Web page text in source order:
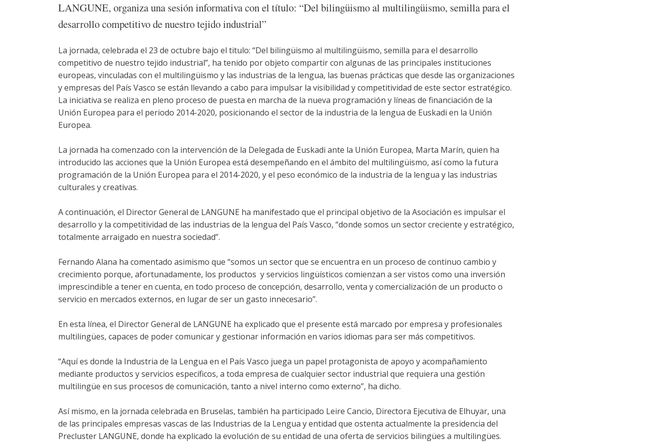
LANGUNE, organiza una sesión informativa con el título: “Del bilingüismo al multilingüismo, semilla para el
desarrollo competitivo de nuestro tejido industrial”
La jornada, celebrada el 23 de octubre bajo el titulo: “Del bilingüismo al multilingüismo, semilla para el desarrollo
competitivo de nuestro tejido industrial”, ha tenido por objeto compartir con algunas de las principales instituciones
europeas, vinculadas con el multilingüismo y las industrias de la lengua, las buenas prácticas que desde las organizaciones
y empresas del País Vasco se están llevando a cabo para impulsar la visibilidad y competitividad de este sector estratégico.
La iniciativa se realiza en pleno proceso de puesta en marcha de la nueva programación y líneas de financiación de la
Unión Europea para el periodo 2014-2020, posicionando el sector de la industria de la lengua de Euskadi en la Unión
Europea.
La jornada ha comenzado con la intervención de la Delegada de Euskadi ante la Unión Europea, Marta Marín, quien ha
introducido las acciones que la Unión Europea está desempeñando en el ámbito del multilingüismo, así como la futura
programación de la Unión Europea para el 2014-2020, y el peso económico de la industria de la lengua y las industrias
culturales y creativas.
A continuación, el Director General de LANGUNE ha manifestado que el principal objetivo de la Asociación es impulsar el
desarrollo y la competitividad de las industrias de la lengua del País Vasco, “donde somos un sector creciente y estratégico,
totalmente arraigado en nuestra sociedad”.
Fernando Alana ha comentado asimismo que “somos un sector que se encuentra en un proceso de continuo cambio y
crecimiento porque, afortunadamente, los productos y servicios lingüísticos comienzan a ser vistos como una inversión
imprescindible a tener en cuenta, en todo proceso de concepción, desarrollo, venta y comercialización de un producto o
servicio en mercados externos, en lugar de ser un gasto innecesario”.
En esta línea, el Director General de LANGUNE ha explicado que el presente está marcado por empresa y profesionales
multilingües, capaces de poder comunicar y gestionar información en varios idiomas para ser más competitivos.
“Aquí es donde la Industria de la Lengua en el País Vasco juega un papel protagonista de apoyo y acompañamiento
mediante productos y servicios específicos, a toda empresa de cualquier sector industrial que requiera una gestión
multilingüe en sus procesos de comunicación, tanto a nivel interno como externo”, ha dicho.
Así mismo, en la jornada celebrada en Bruselas, también ha participado Leire Cancio, Directora Ejecutiva de Elhuyar, una
de las principales empresas vascas de las Industrias de la Lengua y entidad que ostenta actualmente la presidencia del
Precluster LANGUNE, donde ha explicado la evolución de su entidad de una oferta de servicios bilingües a multilingües.